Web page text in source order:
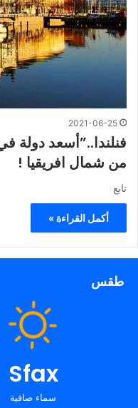
2021-06-25
فنلندا..”أسعد دولة
من شمال افريقيا !
تابع
أكمل القراءة »
طقس
Sfax
سماء صافية